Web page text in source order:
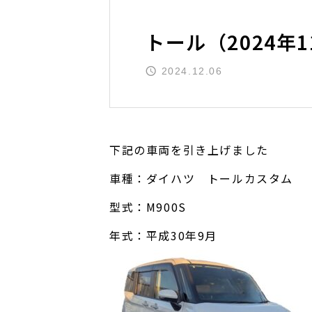
トール（2024年
2024.12.06
下記の車両を引き上げました
車種：ダイハツ トールカスタム
型式：M900S
年式：平成30年9月